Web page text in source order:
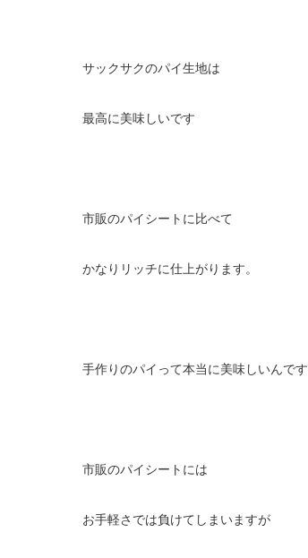
サックサクのパイ生地は
最高に美味しいです
市販のパイシートに比べて
かなりリッチに仕上がります。
手作りのパイって本当に美味しいんです
市販のパイシートには
お手軽さでは負けてしまいますが